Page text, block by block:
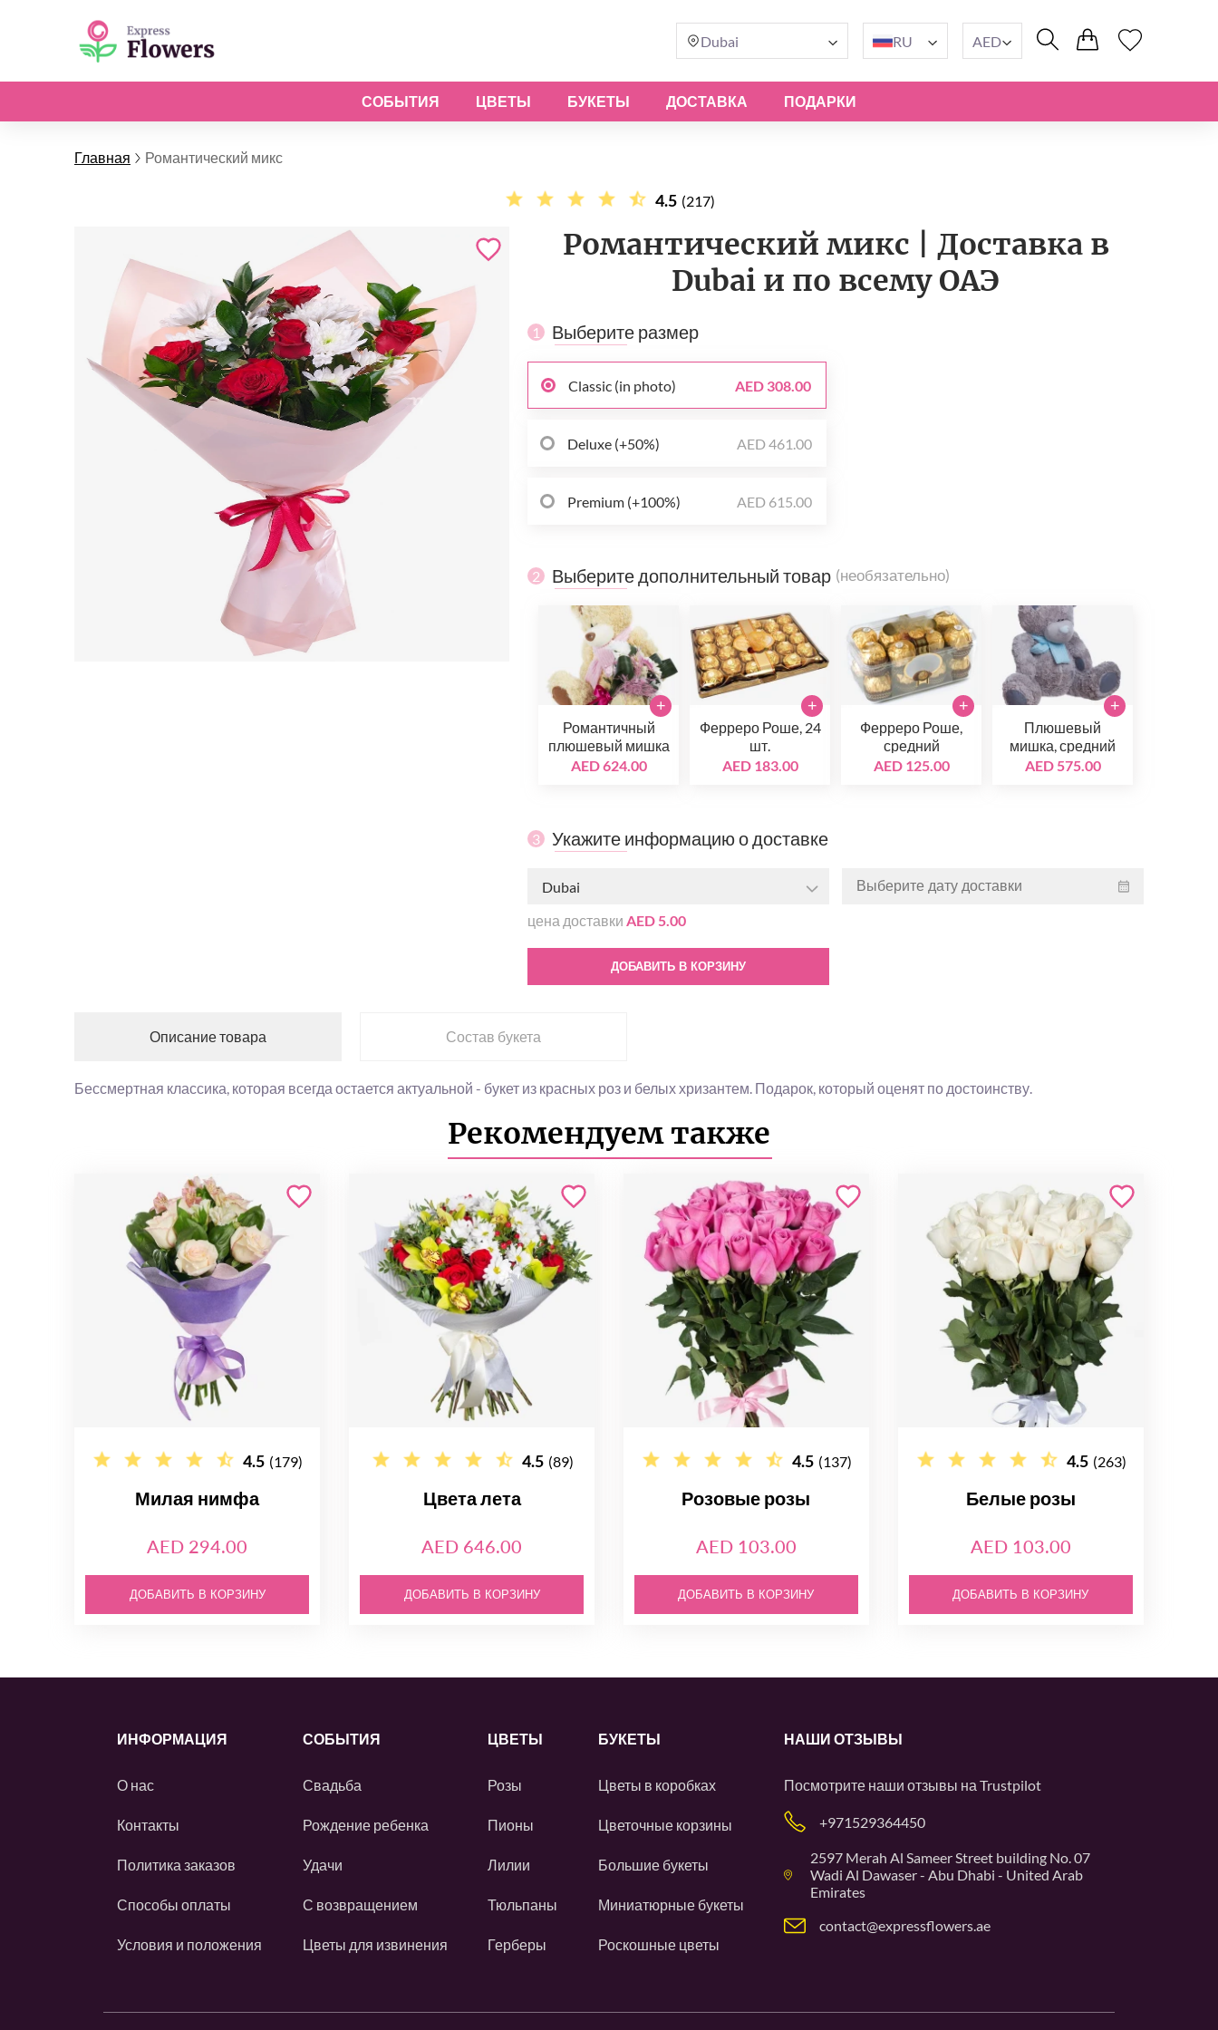
Dubai RU AED
СОБЫТИЯ ЦВЕТЫ БУКЕТЫ ДОСТАВКА ПОДАРКИ
Главная Романтический микс
4.5 (217)
Романтический микс | Доставка в
Dubai и по всему ОАЭ
1 Выберите размер
Classic (in photo) AED 308.00
Deluxe (+50%) AED 461.00
Premium (+100%) AED 615.00
2 Выберите дополнительный товар (необязательно)
Романтичный
плюшевый мишка
AED 624.00
+
Ферреро Роше, 24
шт.
AED 183.00
+
Ферреро Роше,
средний
AED 125.00
+
Плюшевый
мишка, средний
AED 575.00
+
3 Укажите информацию о доставке
Dubai
цена доставкиAED 5.00
ДОБАВИТЬ В КОРЗИНУ
Описание товара Состав букета
Бессмертная классика, которая всегда остается актуальной - букет из красных роз и белых хризантем. Подарок, который оценят по достоинству.
Рекомендуем также
4.5 (179)
Милая нимфа
AED 294.00
ДОБАВИТЬ В КОРЗИНУ
4.5 (89)
Цвета лета
AED 646.00
ДОБАВИТЬ В КОРЗИНУ
4.5 (137)
Розовые розы
AED 103.00
ДОБАВИТЬ В КОРЗИНУ
4.5 (263)
Белые розы
AED 103.00
ДОБАВИТЬ В КОРЗИНУ
ИНФОРМАЦИЯ
О нас
Контакты
Политика заказов
Способы оплаты
Условия и положения
СОБЫТИЯ
Свадьба
Рождение ребенка
Удачи
С возвращением
Цветы для извинения
ЦВЕТЫ
Розы
Пионы
Лилии
Тюльпаны
Герберы
БУКЕТЫ
Цветы в коробках
Цветочные корзины
Большие букеты
Миниатюрные букеты
Роскошные цветы
НАШИ ОТЗЫВЫ
Посмотрите наши отзывы на Trustpilot
+971529364450
2597 Merah Al Sameer Street building No. 07
Wadi Al Dawaser - Abu Dhabi - United Arab
Emirates
contact@expressflowers.ae